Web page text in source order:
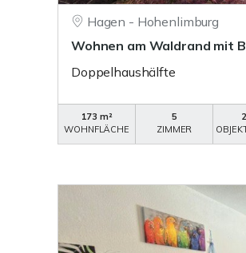
Hagen - Hohenlimburg
Wohnen am Waldrand mit
Doppelhaushälfte
173 m²
WOHNFLÄCHE
5
ZIMMER